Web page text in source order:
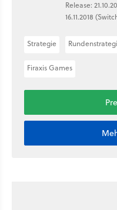
Release:
16.11.2018
Strategie
Firaxis Games